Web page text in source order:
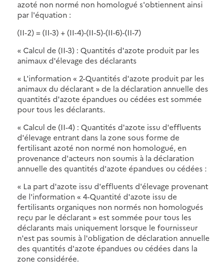
azoté non normé non homologué s'obtiennent ainsi
par l'équation :
(II-2) = (II-3) + (II-4)-(II-5)-(II-6)-(II-7)
« Calcul de (II-3) : Quantités d'azote produit par les
animaux d'élevage des déclarants
« L'information « 2-Quantités d'azote produit par les
animaux du déclarant » de la déclaration annuelle des
quantités d'azote épandues ou cédées est sommée
pour tous les déclarants.
« Calcul de (II-4) : Quantités d'azote issu d'effluents
d'élevage entrant dans la zone sous forme de
fertilisant azoté non normé non homologué, en
provenance d'acteurs non soumis à la déclaration
annuelle des quantités d'azote épandues ou cédées :
« La part d'azote issu d'effluents d'élevage provenant
de l'information « 4-Quantité d'azote issu de
fertilisants organiques non normés non homologués
reçu par le déclarant » est sommée pour tous les
déclarants mais uniquement lorsque le fournisseur
n'est pas soumis à l'obligation de déclaration annuelle
des quantités d'azote épandues ou cédées dans la
zone considérée.